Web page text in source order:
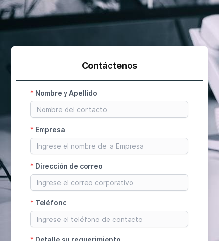
Contáctenos